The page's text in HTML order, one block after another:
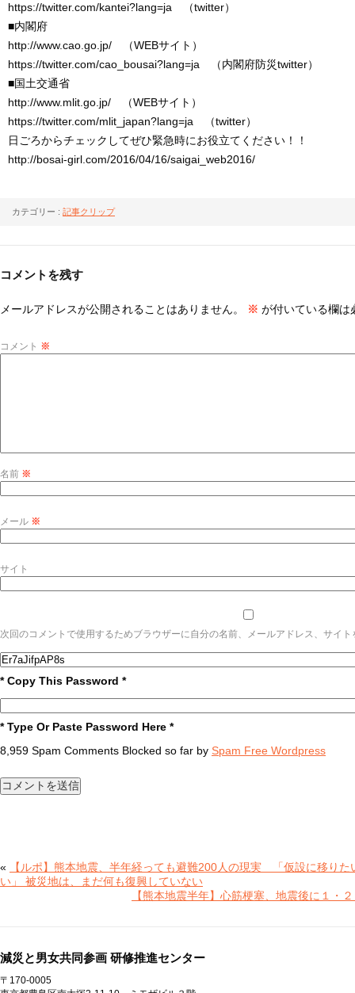
https://twitter.com/kantei?lang=ja （twitter）
■内閣府
http://www.cao.go.jp/ （WEBサイト）
https://twitter.com/cao_bousai?lang=ja （内閣府防災twitter）
■国土交通省
http://www.mlit.go.jp/ （WEBサイト）
https://twitter.com/mlit_japan?lang=ja （twitter）
日ごろからチェックしてぜひ緊急時にお役立てください！！
http://bosai-girl.com/2016/04/16/saigai_web2016/
カテゴリー : 記事クリップ
コメントを残す
メールアドレスが公開されることはありません。 ※ が付いている欄は
コメント ※
名前 ※
メール ※
サイト
次回のコメントで使用するためブラウザーに自分の名前、メールアドレス、サイト
* Copy This Password *
* Type Or Paste Password Here *
8,959 Spam Comments Blocked so far by Spam Free Wordpress
«
【ルポ】熊本地震、半年経っても避難200人の現実 「仮設に移りた
い」 被災地は、まだ何も復興していない
【熊本地震半年】心筋梗塞、地震後に１・
減災と男女共同参画 研修推進センター
〒170-0005